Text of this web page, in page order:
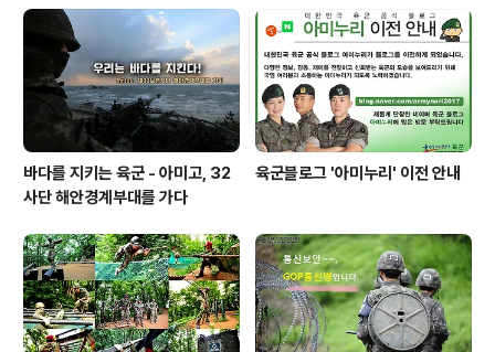
바다를 지키는 육군 - 아미고, 32
사단 해안경계부대를 가다
육군블로그 '아미누리' 이전 안내